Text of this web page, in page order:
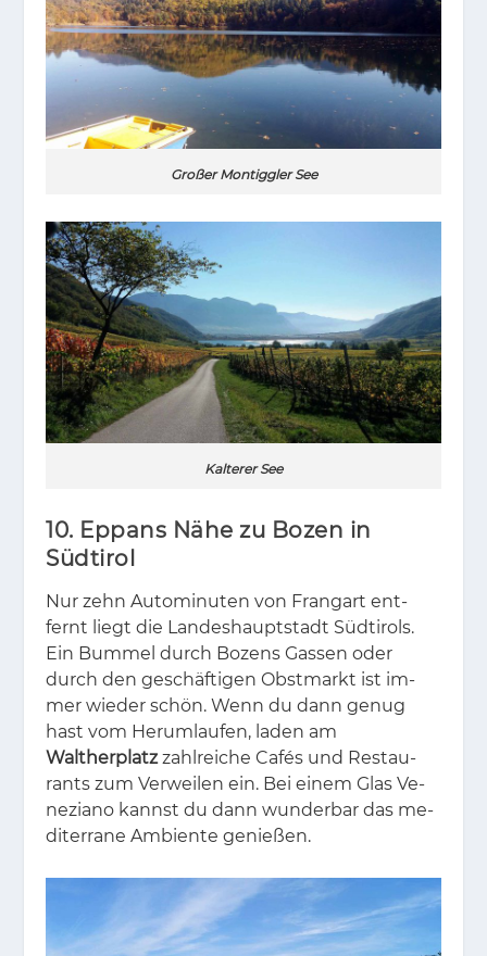
Großer Montiggler See
Kalterer See
10. Eppans Nähe zu Bozen in
Südtirol
Nur zehn Au­to­mi­nu­ten von Fran­g­art ent­
fernt liegt die Lan­des­haupt­stadt Süd­ti­rols.
Ein Bum­mel durch Bo­zens Gas­sen oder
durch den ge­schäf­ti­gen Obst­markt ist im­
mer wie­der schön. Wenn du dann ge­nug
hast vom Her­um­lau­fen, la­den am
Waltherplatzzahl­rei­che Cafés und Re­stau­
rants zum Ver­wei­len ein. Bei ei­nem Glas Ve­
ne­zia­no kannst du dann wun­der­bar das me­
di­ter­ra­ne Am­bi­en­te ge­nie­ßen.